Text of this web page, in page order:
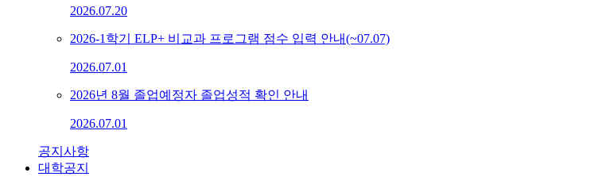
2026.07.20
2026-1학기 ELP+ 비교과 프로그램 점수 입력 안내(~07.07)
2026.07.01
2026년 8월 졸업예정자 졸업성적 확인 안내
2026.07.01
공지사항
대학공지